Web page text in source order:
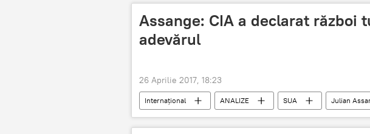
Assange: CIA a declarat război
adevărul
26 Aprilie 2017, 18:23
Internaţional ANALIZE SUA Julian
WikiLeaks
CIA
Libertatea de exprimare